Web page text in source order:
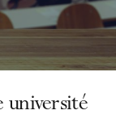
université